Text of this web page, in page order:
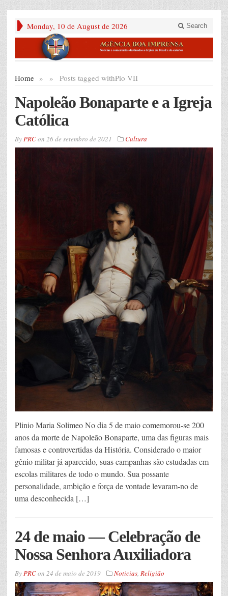
Monday, 10 de August de 2026 Search
Home » Posts tagged with
» Pio VII
Napoleão Bonaparte e a Igreja
Católica
ByPRCon 26 de setembro de 2021 Cultura
Plinio Maria Solimeo No dia 5 de maio comemorou-se 200
anos da morte de Napoleão Bonaparte, uma das figuras mais
famosas e controvertidas da História. Considerado o maior
gênio militar já aparecido, suas campanhas são estudadas em
escolas militares de todo o mundo. Sua possante
personalidade, ambição e força de vontade levaram-no de
uma desconhecida […]
24 de maio — Celebração de
Nossa Senhora Auxiliadora
ByPRCon 24 de maio de 2019 Noticias, Religião